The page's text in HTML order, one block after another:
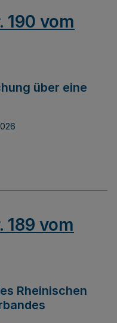
190 vom
über eine
189 vom
Rheinischen